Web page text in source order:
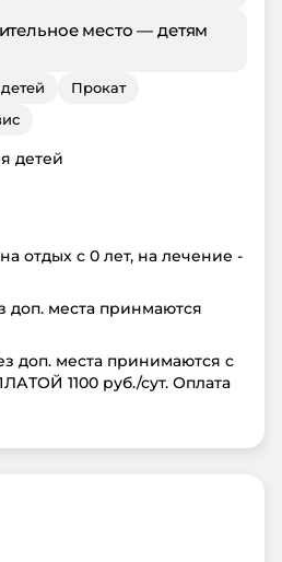
место — детям
Прокат
детей
отдых с 0 лет, на лечение -
доп. места принмаются
доп. места принимаются с
1100 руб./сут. Оплата